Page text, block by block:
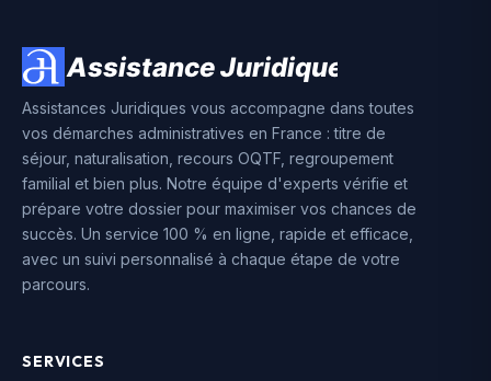
Assistances Juridiques vous accompagne dans toutes
vos démarches administratives en France : titre de
séjour, naturalisation, recours OQTF, regroupement
familial et bien plus. Notre équipe d'experts vérifie et
prépare votre dossier pour maximiser vos chances de
succès. Un service 100 % en ligne, rapide et efficace,
avec un suivi personnalisé à chaque étape de votre
parcours.
SERVICES